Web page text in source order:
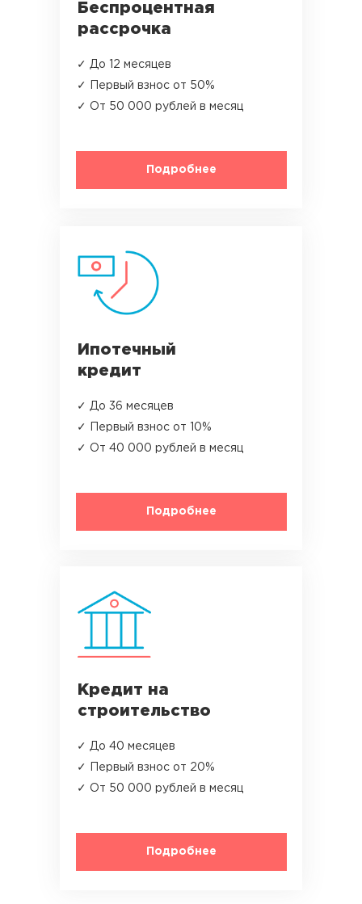
Беспроцентная
рассрочка
✓ До 12 месяцев
✓ Первый взнос от 50%
✓ От 50 000 рублей в месяц
Подробнее
Ипотечный
кредит
✓ До 36 месяцев
✓ Первый взнос от 10%
✓ От 40 000 рублей в месяц
Подробнее
Кредит на
строительство
✓ До 40 месяцев
✓ Первый взнос от 20%
✓ От 50 000 рублей в месяц
Подробнее